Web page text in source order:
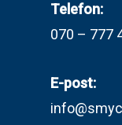
Telefon:
070 – 777
E-post: